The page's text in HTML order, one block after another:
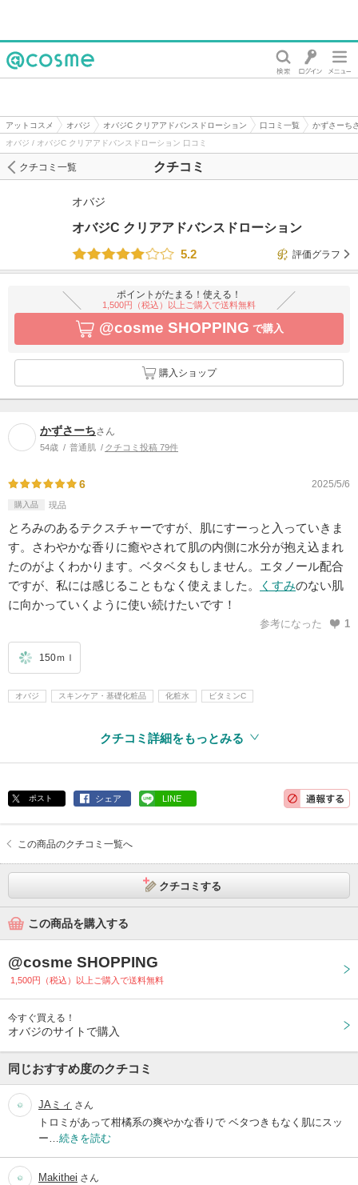
アットコスメ オバジ オバジC クリアアドバンスドローション 口コミ一覧
かずさーち
オバジ / オバジC クリアアドバンスドローション 口コミ
クチコミ
クチコミ一覧
オバジ
オバジC クリアアドバンスドローション
5.2
評価グラフ
ポイントがたまる！使える！
1,500円（税込）以上ご購入で送料無料
@cosme SHOPPING で購入
購入ショップ
かずさーちさん
54歳 普通肌 クチコミ投稿 79件
6 2025/5/6
購入品 現品
とろみのあるテクスチャーですが、肌にすーっと入っていきま
す。さわやかな香りに癒やされて肌の内側に水分が抱え込まれ
たのがよくわかります。ベタベタもしません。エタノール配合
ですが、私には感じることもなく使えました。
くすみのない肌
に向かっていくように使い続けたいです！
参考になった 1
150ｍｌ
オバジ スキンケア・基礎化粧品 化粧水 ビタミンC
クチコミ詳細をもっとみる
ポスト シェア LINE
この商品のクチコミ一覧へ
クチコミする
この商品を購入する
@cosme SHOPPING
1,500円（税込）以上ご購入で送料無料
今すぐ買える！
オバジのサイトで購入
同じおすすめ度のクチコミ
JAミィ さん
トロミがあって柑橘系の爽やかな香りで ベタつきもなく肌にスッ
ー… 続きを読む
Makithei さん